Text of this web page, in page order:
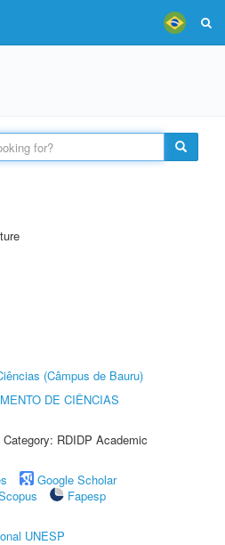
(Câmpus de Bauru)
DE CIÊNCIAS
RDIDP Academic
Google Scholar
Fapesp
UNESP